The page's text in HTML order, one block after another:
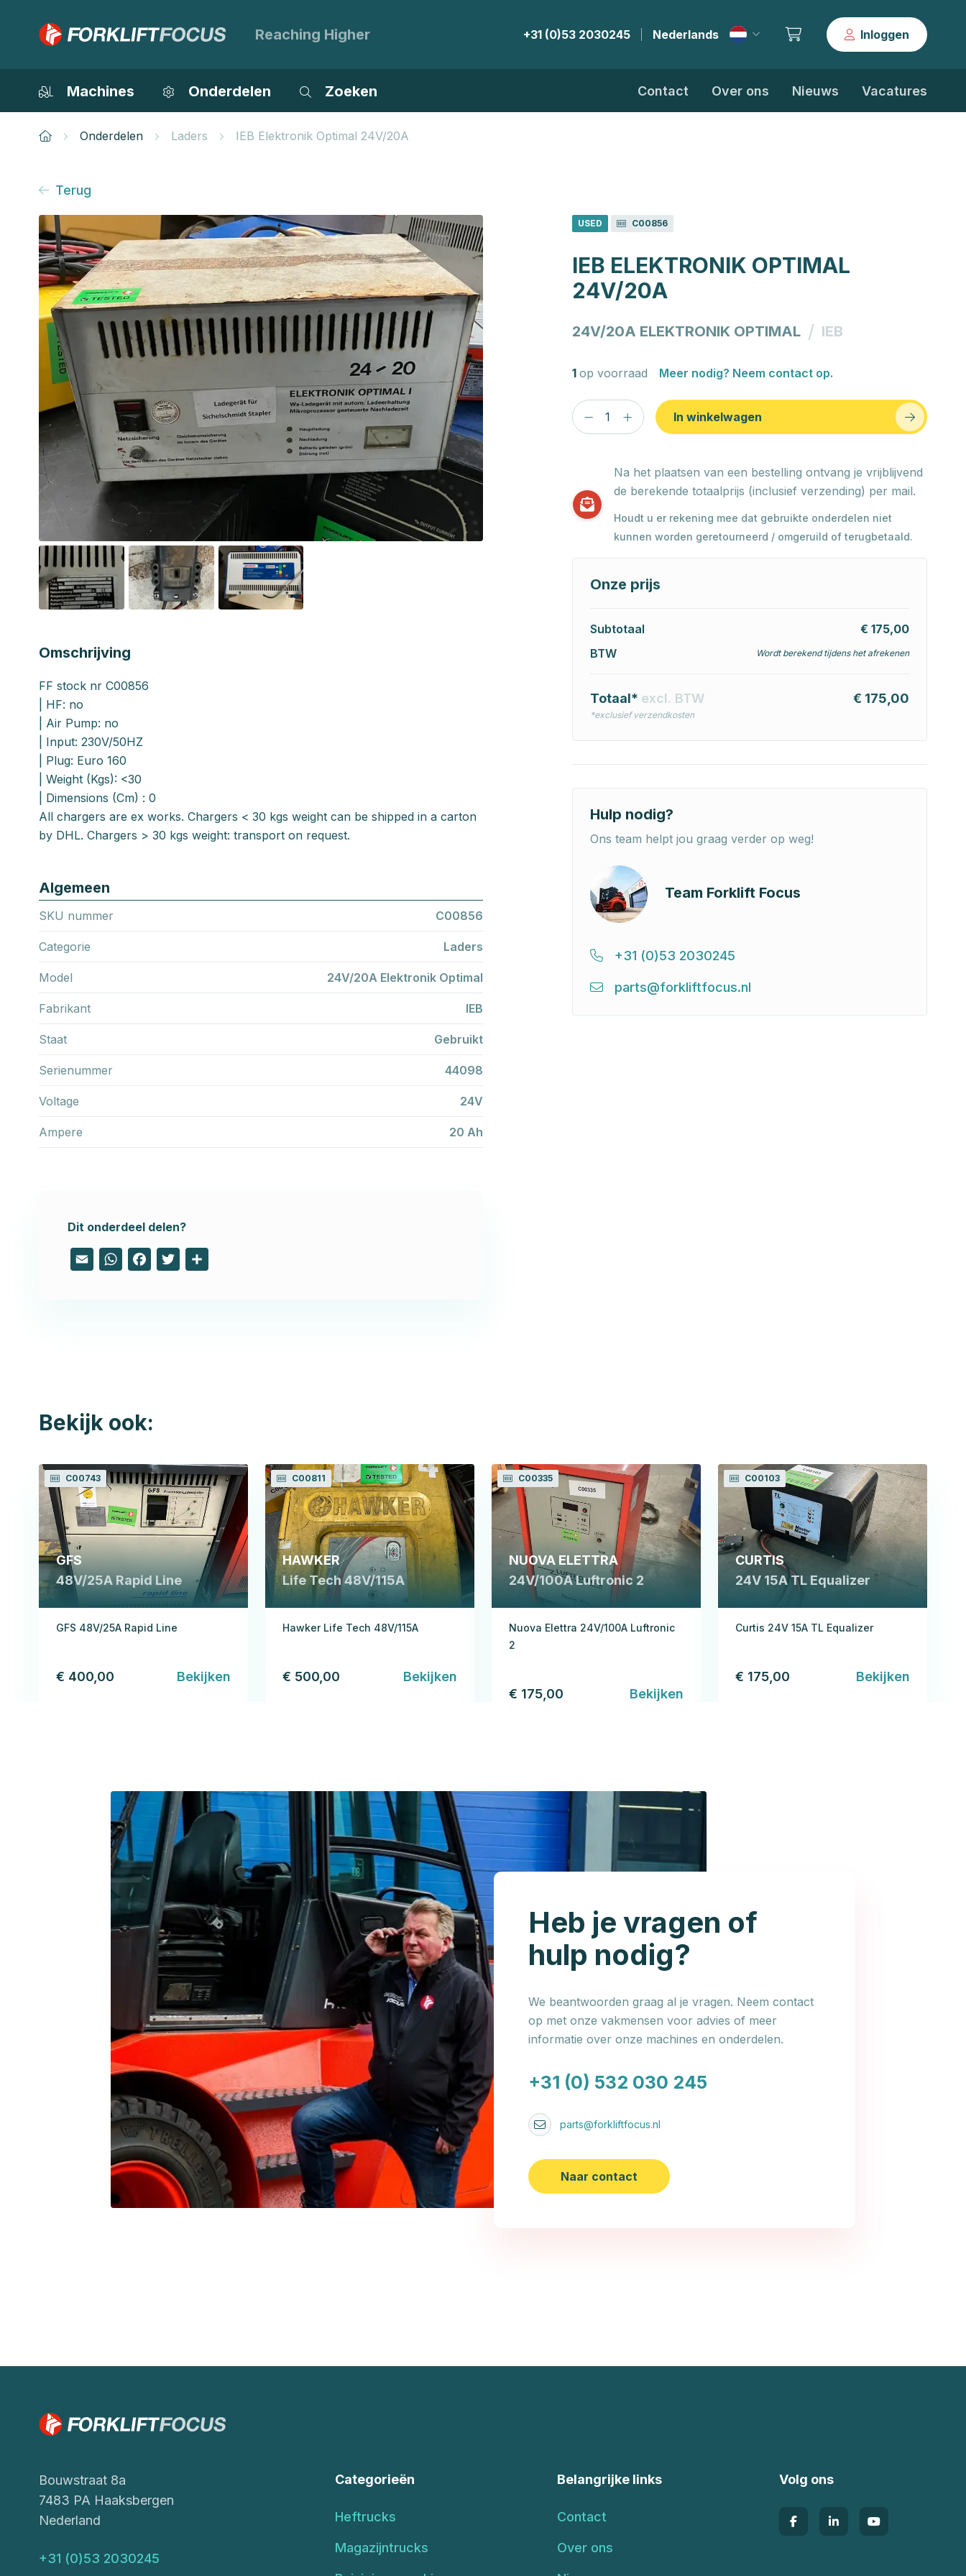
Reaching Higher +31 (0)53 2030245 | Nederlands Inloggen
Machines Onderdelen Zoeken Contact Over ons Nieuws Vacatures
Onderdelen Laders IEB Elektronik Optimal 24V/20A
Terug
USED C00856
IEB ELEKTRONIK OPTIMAL
24V/20A
24V/20A ELEKTRONIK OPTIMAL / IEB
1 op voorraad Meer nodig? Neem contact op.
In winkelwagen
Na het plaatsen van een bestelling ontvang je vrijblijvend
de berekende totaalprijs (inclusief verzending) per mail.
Houdt u er rekening mee dat gebruikte onderdelen niet
kunnen worden geretourneerd / omgeruild of terugbetaald.
Onze prijs
Subtotaal
€ 175,00
BTW
Wordt berekend tijdens het afrekenen
Totaal* excl. BTW
*exclusief verzendkosten
€ 175,00
Hulp nodig?
Ons team helpt jou graag verder op weg!
Team Forklift Focus
+31 (0)53 2030245
parts@forkliftfocus.nl
Omschrijving
FF stock nr C00856
| HF: no
| Air Pump: no
| Input: 230V/50HZ
| Plug: Euro 160
| Weight (Kgs): <30
| Dimensions (Cm) : 0
All chargers are ex works. Chargers < 30 kgs weight can be shipped in a carton
by DHL. Chargers > 30 kgs weight: transport on request.
Algemeen
SKU nummer C00856
Categorie Laders
Model 24V/20A Elektronik Optimal
Fabrikant IEB
Staat Gebruikt
Serienummer 44098
Voltage 24V
Ampere 20 Ah
Dit onderdeel delen?
Email WhatsApp
FacebookTwitter
Bekijk ook:
C00743
GFS
48V/25A Rapid Line
GFS 48V/25A Rapid Line
€ 400,00 Bekijken
C00811
HAWKER
Life Tech 48V/115A
Hawker Life Tech 48V/115A
€ 500,00 Bekijken
C00335
NUOVA ELETTRA
24V/100A Luftronic 2
Nuova Elettra 24V/100A Luftronic
2
€ 175,00 Bekijken
C00103
CURTIS
24V 15A TL Equalizer
Curtis 24V 15A TL Equalizer
€ 175,00 Bekijken
Heb je vragen of
hulp nodig?
We beantwoorden graag al je vragen. Neem contact
op met onze vakmensen voor advies of meer
informatie over onze machines en onderdelen.
+31 (0) 532 030 245
parts@forkliftfocus.nl
Naar contact
Bouwstraat 8a
7483 PA Haaksbergen
Nederland
+31 (0)53 2030245
Categorieën
Heftrucks
Magazijntrucks
Belangrijke links
Contact
Over ons
Volg ons